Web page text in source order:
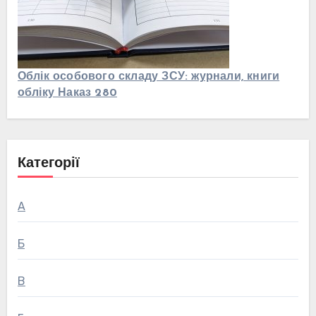
Облік особового складу ЗСУ: журнали, книги
обліку Наказ 280
Категорії
А
Б
В